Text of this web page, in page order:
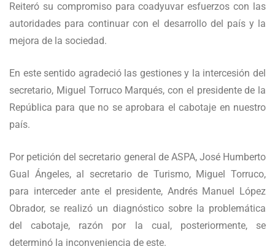
Reiteró su compromiso para coadyuvar esfuerzos con las
autoridades para continuar con el desarrollo del país y la
mejora de la sociedad.
En este sentido agradeció las gestiones y la intercesión del
secretario, Miguel Torruco Marqués, con el presidente de la
República para que no se aprobara el cabotaje en nuestro
país.
Por petición del secretario general de ASPA, José Humberto
Gual Ángeles, al secretario de Turismo, Miguel Torruco,
para interceder ante el presidente, Andrés Manuel López
Obrador, se realizó un diagnóstico sobre la problemática
del cabotaje, razón por la cual, posteriormente, se
determinó la inconveniencia de este.